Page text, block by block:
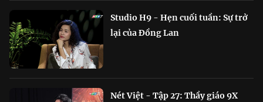
Studio H9 - Hẹn cuối tuần: Sự trở
lại của Đồng Lan
Nét Việt - Tập 27: Thầy giáo 9X